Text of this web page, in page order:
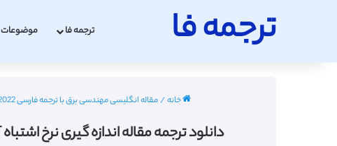
ترجمه فا ترجمه فا موضوعات
خانه/مقاله انگلیسی مهندسی برق با ترجمه فارسی 2022 - 2023
دانلود ترجمه مقاله اندازه گیری نرخ اشتباه BIT در شبکه فیبر نوری با تحلیلگر اترنت (آی تریپل ای 2017) (ترجمه ویژه – طلایی